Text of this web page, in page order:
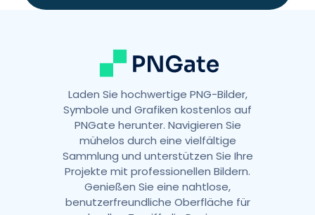
Laden Sie hochwertige PNG-Bilder,
Symbole und Grafiken kostenlos auf
PNGate herunter. Navigieren Sie
mühelos durch eine vielfältige
Sammlung und unterstützen Sie Ihre
Projekte mit professionellen Bildern.
Genießen Sie eine nahtlose,
benutzerfreundliche Oberfläche für